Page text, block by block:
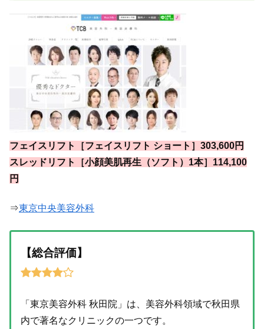
フェイスリフト［フェイスリフト ショート］303,600円
スレッドリフト［小顔美肌再生（ソフト）1本］114,100
円
⇒東京中央美容外科
【総合評価】
「東京美容外科 秋田院」は、美容外科領域で秋田県
内で著名なクリニックの一つです。